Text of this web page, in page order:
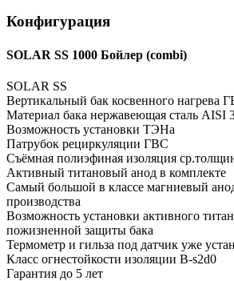
Конфигурация
SOLAR SS 1000 Бойлер (combi)
SOLAR SS
Вертикальный бак косвенного нагрева
Материал бака нержавеющая сталь AISI
Возможность установки ТЭНа
Патрубок рециркуляции ГВС
Съёмная полиэфиная изоляция
Активный титановый анод в комплекте
Самый большой в классе магниевый
производства
Возможность установки активного
пожизненной защиты бака
Термометр и гильза под датчик уже
Класс огнестойкости изоляции B-s2d0
Гарантия до 5 лет